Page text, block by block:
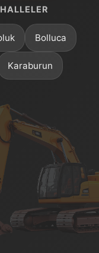
Bolluca
Karaburun